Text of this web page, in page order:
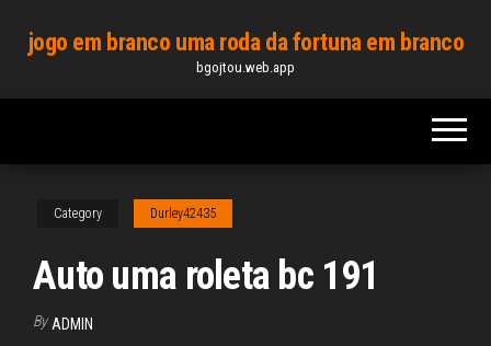
content
jogo em branco uma roda da fortuna em branco
bgojtou.web.app
Category Durley42435
Auto uma roleta bc 191
By ADMIN